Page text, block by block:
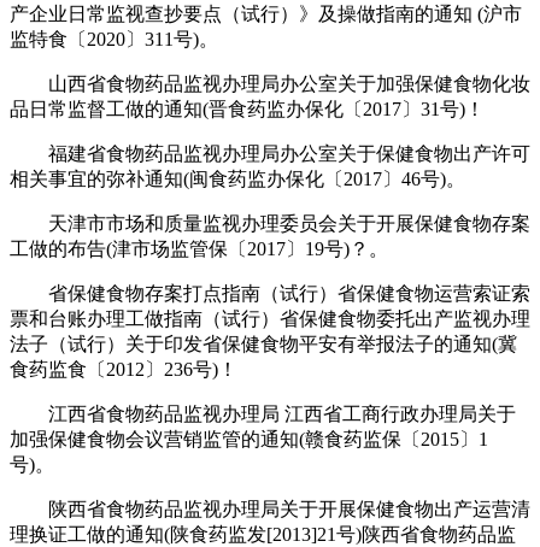
产企业日常监视查抄要点（试行）》及操做指南的通知 (沪市
监特食〔2020〕311号)。
山西省食物药品监视办理局办公室关于加强保健食物化妆
品日常监督工做的通知(晋食药监办保化〔2017〕31号)！
福建省食物药品监视办理局办公室关于保健食物出产许可
相关事宜的弥补通知(闽食药监办保化〔2017〕46号)。
天津市市场和质量监视办理委员会关于开展保健食物存案
工做的布告(津市场监管保〔2017〕19号)？。
省保健食物存案打点指南（试行）省保健食物运营索证索
票和台账办理工做指南（试行）省保健食物委托出产监视办理
法子（试行）关于印发省保健食物平安有举报法子的通知(冀
食药监食〔2012〕236号)！
江西省食物药品监视办理局 江西省工商行政办理局关于
加强保健食物会议营销监管的通知(赣食药监保〔2015〕1
号)。
陕西省食物药品监视办理局关于开展保健食物出产运营清
理换证工做的通知(陕食药监发[2013]21号)陕西省食物药品监